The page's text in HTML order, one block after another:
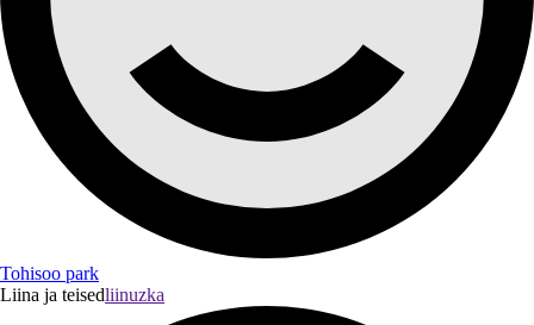
Tohisoo park
Liina ja teisedliinuzka